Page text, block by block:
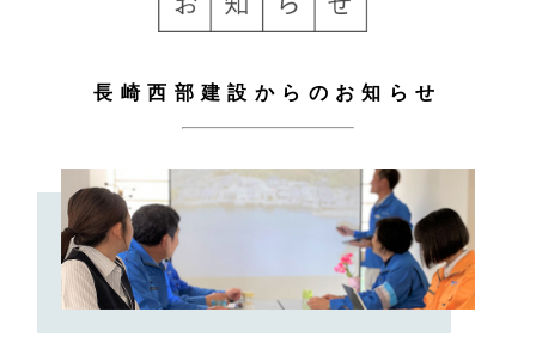
長崎西部建設からのお知らせ